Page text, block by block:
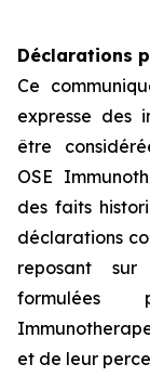
Déclarations
Ce
expresse des
être
OSE
des faits
déclarations
reposant sur
formulées
et de leur